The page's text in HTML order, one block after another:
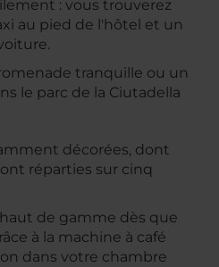
: vous trouverez
au pied de l'hôtel et un
tranquille ou un
le parc de la Ciutadella
décorées, dont
réparties sur cinq
de gamme dès que
à la machine à café
dans votre chambre